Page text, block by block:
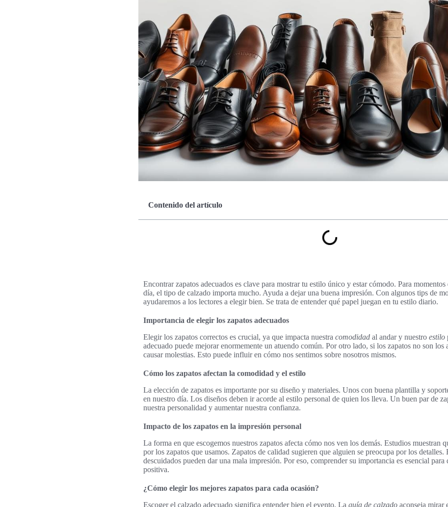
Contenido del artículo
Encontrar zapatos adecuados es clave para mostrar tu estilo único y estar cómodo. Para momentos
día, el tipo de calzado importa mucho. Ayuda a dejar una buena impresión. Con algunos tips de
ayudaremos a los lectores a elegir bien. Se trata de entender qué papel juegan en tu estilo diario.
Importancia de elegir los zapatos adecuados
Elegir los zapatos correctos es crucial, ya que impacta nuestra comodidad al andar y nuestro estilo
adecuado puede mejorar enormemente un atuendo común. Por otro lado, si los zapatos no son los
causar molestias. Esto puede influir en cómo nos sentimos sobre nosotros mismos.
Cómo los zapatos afectan la comodidad y el estilo
La elección de zapatos es importante por su diseño y materiales. Unos con buena plantilla y
en nuestro día. Los diseños deben ir acorde al estilo personal de quien los lleva. Un buen par de
nuestra personalidad y aumentar nuestra confianza.
Impacto de los zapatos en la impresión personal
La forma en que escogemos nuestros zapatos afecta cómo nos ven los demás. Estudios muestran
por los zapatos que usamos. Zapatos de calidad sugieren que alguien se preocupa por los detalles.
descuidados pueden dar una mala impresión. Por eso, comprender su importancia es esencial para
positiva.
¿Cómo elegir los mejores zapatos para cada ocasión?
Escoger el calzado adecuado significa entender bien el evento. La guía de calzado aconseja mirar